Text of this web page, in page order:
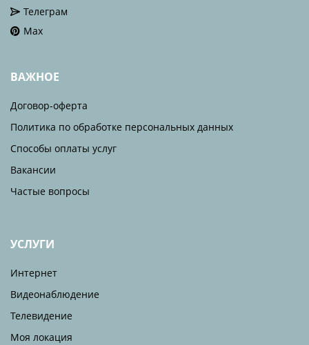
Телеграм
Max
ВАЖНОЕ
Договор-оферта
Политика по обработке персональных данных
Способы оплаты услуг
Вакансии
Частые вопросы
УСЛУГИ
Интернет
Видеонаблюдение
Телевидение
Моя локация